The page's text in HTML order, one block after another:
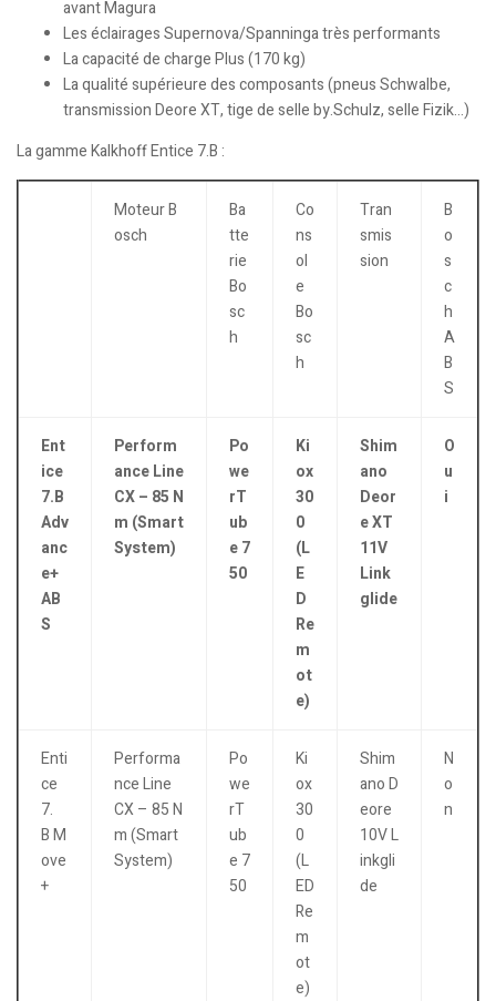
avant Magura
Les éclairages Supernova/Spanninga très performants
La capacité de charge Plus (170 kg)
La qualité supérieure des composants (pneus Schwalbe,
transmission Deore XT, tige de selle by.Schulz, selle Fizik…)
La gamme Kalkhoff Entice 7.B :
Moteur B
osch
Ba
tte
rie
Bo
sc
h
Co
ns
ol
e
Bo
sc
h
Tran
smis
sion
B
o
s
c
h
A
B
S
Ent
ice
7.B
Adv
anc
e+
AB
S
Perform
ance Line
CX – 85 N
m (Smart
System)
Po
we
rT
ub
e 7
50
Ki
ox
30
0
(L
E
D
Re
m
ot
e)
Shim
ano
Deor
e XT
11V
Link
glide
O
u
i
Enti
ce
7.
B M
ove
+
Performa
nce Line
CX – 85 N
m (Smart
System)
Po
we
rT
ub
e 7
50
Ki
ox
30
0
(L
ED
Re
m
ot
e)
Shim
ano D
eore
10V L
inkgli
de
N
o
n